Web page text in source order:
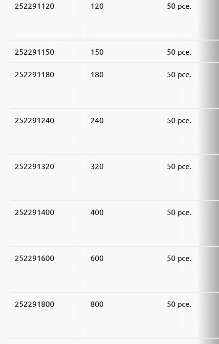
252291120 120 50 pce.
252291150 150 50 pce.
252291180 180 50 pce.
252291240 240 50 pce.
252291320 320 50 pce.
252291400 400 50 pce.
252291600 600 50 pce.
252291800 800 50 pce.